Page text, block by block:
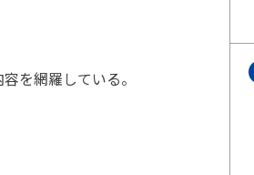
を網羅している。